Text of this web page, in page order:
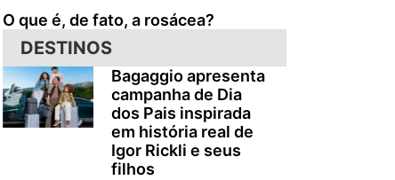
O que é, de fato, a rosácea?
DESTINOS
Bagaggio apresenta
campanha de Dia
dos Pais inspirada
em história real de
Igor Rickli e seus
filhos